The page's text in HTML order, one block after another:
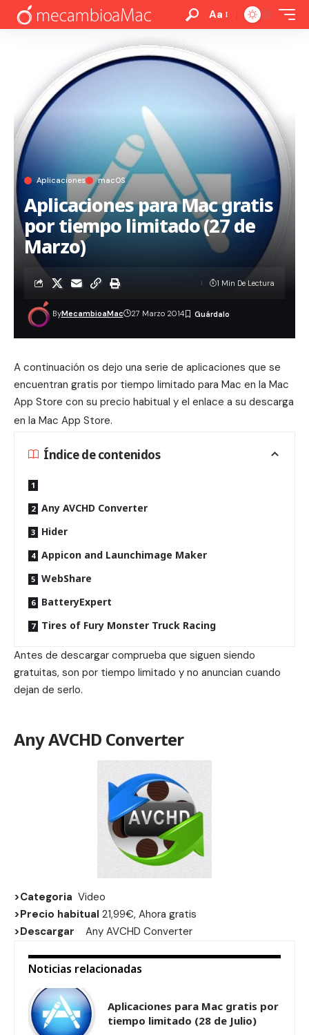
Aa
Aplicaciones macOS
Aplicaciones para Mac gratis
por tiempo limitado (27 de
Marzo)
ByMecambioaMac 27 Marzo 2014
1 Min De Lectura
A continuación os dejo una serie de aplicaciones que se
encuentran gratis por tiempo limitado para Mac en la Mac
App Store con su precio habitual y el enlace a su descarga
en la Mac App Store.
Índice de contenidos
Any AVCHD Converter
Hider
Appicon and Launchimage Maker
WebShare
BatteryExpert
Tires of Fury Monster Truck Racing
Antes de descargar comprueba que siguen siendo
gratuitas, son por tiempo limitado y no anuncian cuando
dejan de serlo.
Any AVCHD Converter
>Categoria Video
>Precio habitual 21,99€, Ahora gratis
>Descargar Any AVCHD Converter
Noticias relacionadas
Aplicaciones para Mac gratis por
tiempo limitado (28 de Julio)